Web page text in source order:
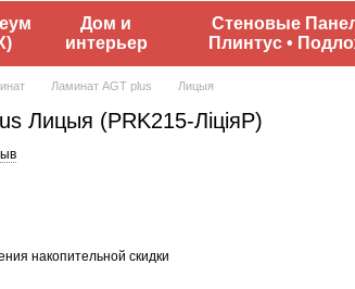
Дом и
интерьер
Стеновые
Плинтус •
Ламинат AGT plus Лицыя
Лицыя (PRK215-ЛіціяP)
накопительной скидки